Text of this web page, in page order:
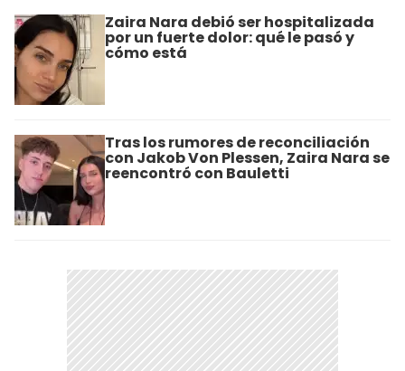
Zaira Nara debió ser hospitalizada
por un fuerte dolor: qué le pasó y
cómo está
Tras los rumores de reconciliación
con Jakob Von Plessen, Zaira Nara se
reencontró con Bauletti